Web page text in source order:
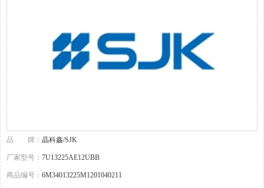
品 牌： 晶科鑫/SJK
厂家型号： 7U13225AE12UBB
商品编号： 6M34013225M1201040211